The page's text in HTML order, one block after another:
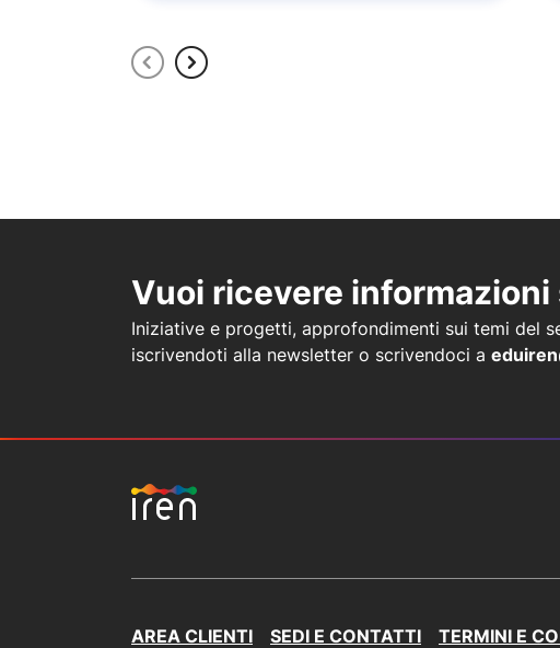
Vuoi ricevere informazioni
Iniziative e progetti, approfondimenti sui temi del
iscrivendoti alla newsletter o scrivendoci a
AREA CLIENTI SEDI E CONTATTI TERMINI E